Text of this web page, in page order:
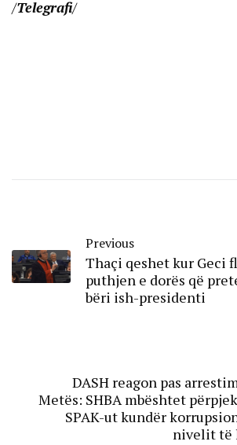
/Telegrafi/
Previous
Thaçi qeshet kur Geci
puthjen e dorës që
bëri ish-presidenti
DASH reagon pas
Metës: SHBA mbështet
SPAK-ut kundër
nivelit të